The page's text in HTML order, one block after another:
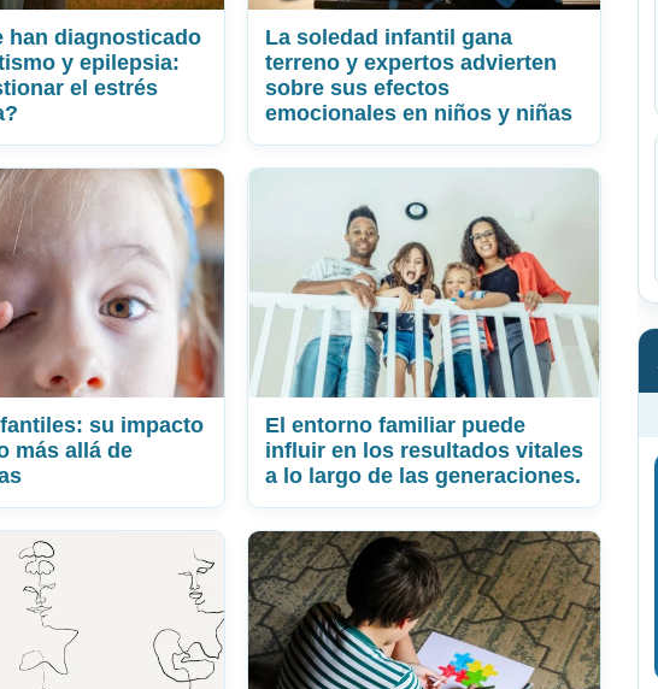
han diagnosticado
y epilepsia:
el estrés
La soledad infantil gana
terreno y expertos advierten
sobre sus efectos
emocionales en niños y niñas
su impacto
más allá de
El entorno familiar puede
influir en los resultados vitales
a lo largo de las generaciones.